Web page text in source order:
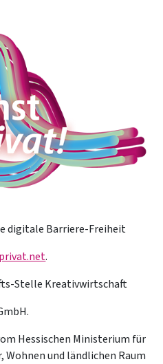
digitale Barriere-Freiheit
.
Stelle Kreativwirtschaft
Hessischen Ministerium für
Wohnen und ländlichen Raum